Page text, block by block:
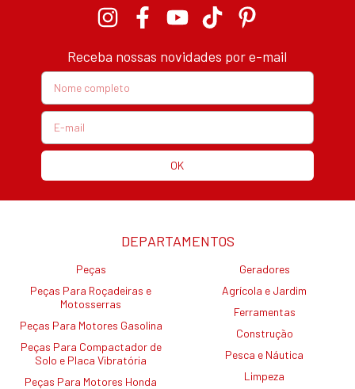
Receba nossas novidades por e-mail
DEPARTAMENTOS
Peças
Peças Para Roçadeiras e
Motosserras
Peças Para Motores Gasolina
Peças Para Compactador de
Solo e Placa Vibratória
Peças Para Motores Honda
Geradores
Agrícola e Jardim
Ferramentas
Construção
Pesca e Náutica
Limpeza